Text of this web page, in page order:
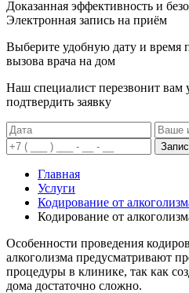
Доказанная эффективность и
Электронная запись на приём
Выберите удобную дату и время
вызова врача на дом
Наш специалист перезвонит вам
подтвердить заявку
Главная
Услуги
Кодирование от
Кодирование от
Особенности проведения
алкоголизма предусматривают
процедуры в клинике, так как
дома достаточно сложно.